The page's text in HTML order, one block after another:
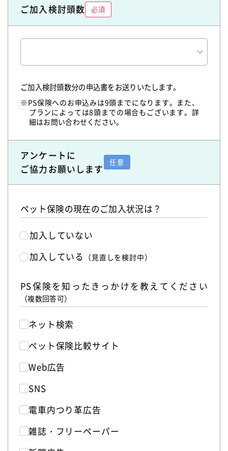
ご加入検討頭数 必須
ご加入検討頭数分の申込書をお送りいたします。
※PS保険へのお申込みは9頭までになります。また、
プランによっては8頭までの場合もございます。詳
細はお問い合わせください。
アンケートに
ご協力お願いします
任意
ペット保険の現在のご加入状況は？
加入していない
加入している （見直しを検討中）
PS保険を知ったきっかけを教えてください
（複数回答可）
ネット検索
ペット保険比較サイト
Web広告
SNS
電車内つり革広告
雑誌・フリーペーパー